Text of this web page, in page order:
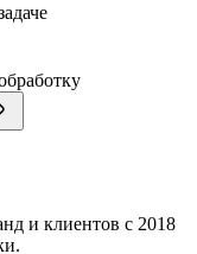
и клиентов с 2018